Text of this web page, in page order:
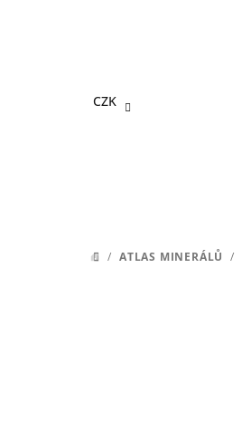
CZK
DOMŮ
/ ATLAS MINERÁLŮ /